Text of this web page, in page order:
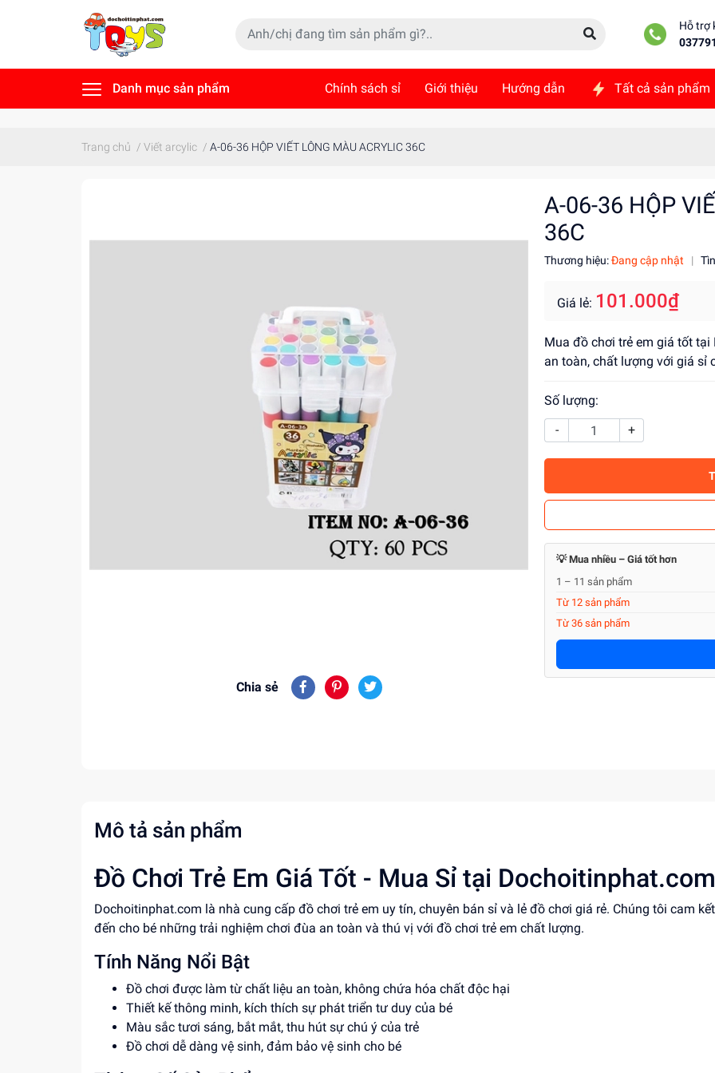
Hỗ trợ
Danh mục sản phẩm Chính sách sỉ Giới thiệu Hướng dẫn Tất cả sản phẩm
Trang chủ / Viết arcylic / A-06-36 HỘP VIẾT LÔNG MÀU ACRYLIC 36C
Chia sẻ
A-06-36 HỘP
36C
Thương hiệu:Đang cập nhật |
Giá lẻ: 101.000₫
Mua đồ chơi trẻ em giá tốt
an toàn, chất lượng với giá sỉ
Số lượng:
-
+
💡 Mua nhiều – Giá tốt hơn
1 – 11 sản phẩm
Từ 12 sản phẩm
Từ 36 sản phẩm
Mô tả sản phẩm
Đồ Chơi Trẻ Em Giá Tốt - Mua Sỉ tại Dochoitinphat.com
Dochoitinphat.com là nhà cung cấp đồ chơi trẻ em uy tín, chuyên bán sỉ và lẻ đồ chơi giá rẻ. Chúng tôi cam
đến cho bé những trải nghiệm chơi đùa an toàn và thú vị với đồ chơi trẻ em chất lượng.
Tính Năng Nổi Bật
Đồ chơi được làm từ chất liệu an toàn, không chứa hóa chất độc hại
Thiết kế thông minh, kích thích sự phát triển tư duy của bé
Màu sắc tươi sáng, bắt mắt, thu hút sự chú ý của trẻ
Đồ chơi dễ dàng vệ sinh, đảm bảo vệ sinh cho bé